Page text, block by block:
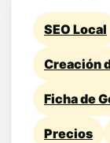
SEO Local
Creación
Ficha de
Precios